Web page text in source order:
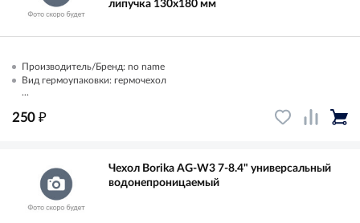
липучка 130х180 мм
Производитель/Бренд: no name
Вид гермоупаковки: гермочехол
...
250 ₽
Чехол Borika AG-W3 7-8.4" универсальный
водонепроницаемый